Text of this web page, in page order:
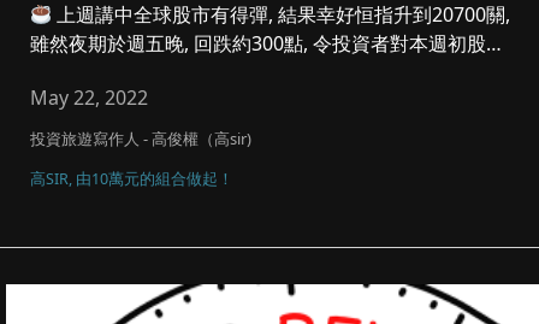
上週講中全球股市有得彈, 結果幸好恒指升到20700關,
雖然夜期於週五晚, 回跌約300點, 令投資者對本週初股
May 22, 2022
投資旅遊寫作人 - 高俊權（高sir)
高SIR, 由10萬元的組合做起！